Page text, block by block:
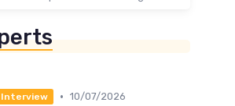
Interview • 10/07/2026